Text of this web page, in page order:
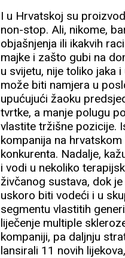
I u Hrvatskoj su
non-stop. Ali, nikome,
objašnjenja ili ikakvih
majke i zašto gubi na
u svijetu, nije toliko jaka
može biti namjera u
upućujući žaoku
tvrtke, a manje polugu
vlastite tržišne pozicije.
kompanija na
konkurenta. Nadalje,
i vodi u nekoliko
živčanog sustava, dok
uskoro biti vodeći i u
segmentu vlastitih
liječenje multiple
kompaniji, pa daljnju
lansirali 11 novih